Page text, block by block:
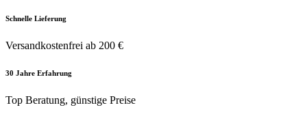
Schnelle Lieferung
Versandkostenfrei ab 200 €
30 Jahre Erfahrung
Top Beratung, günstige Preise